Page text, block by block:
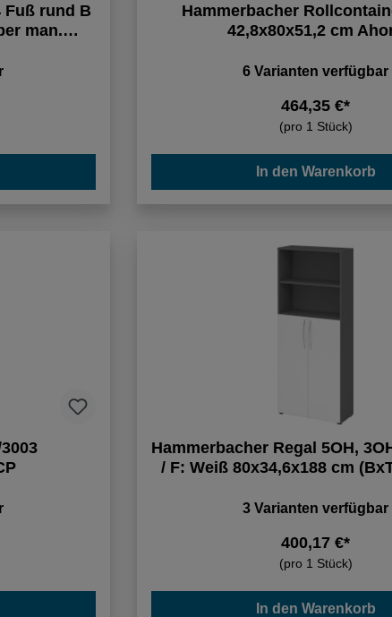
Fuß rund B
man.
Hammerbacher
42,8x80x51,2 cm
6 Varianten verfügbar
464,35 €*
(pro 1 Stück)
In den Warenkorb
Hammerbacher Regal 5OH,
/ F: Weiß 80x34,6x188 cm
3 Varianten verfügbar
400,17 €*
(pro 1 Stück)
In den Warenkorb